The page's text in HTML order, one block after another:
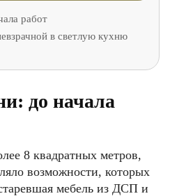
работ
в светлую кухню
до начала
8 квадратных метров,
возможности, которых
мебель из ДСП и